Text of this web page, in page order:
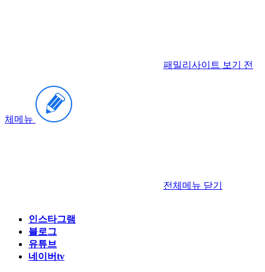
패밀리사이트 보기 전
체메뉴
전체메뉴 닫기
인스타그램
블로그
유튜브
네이버tv